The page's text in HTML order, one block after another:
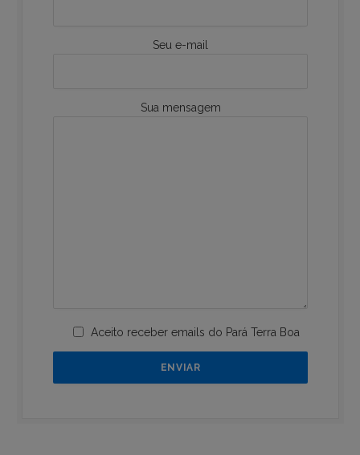
Seu e-mail
Sua mensagem
Aceito receber emails do Pará Terra Boa